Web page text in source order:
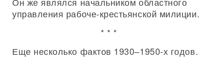
управления рабоче-крестьянской милиции.
* * *
Еще несколько фактов 1930–1950-х годов.